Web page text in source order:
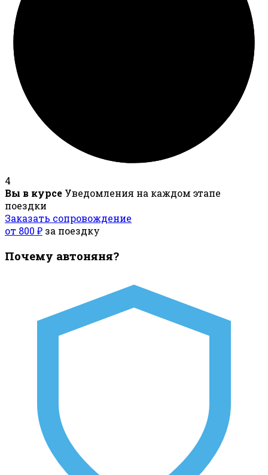
4
Вы в курсе Уведомления на каждом этапе
поездки
Заказать сопровождение
от 800 ₽ за поездку
Почему автоняня?